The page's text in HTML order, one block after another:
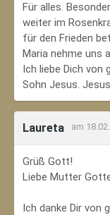
Für alles.
weiter im
für den Frieden
Maria nehme uns
Ich liebe Dich von
Sohn Jesus.
Laureta am
Grüß Gott!
Liebe Mutter
Ich danke Dir von